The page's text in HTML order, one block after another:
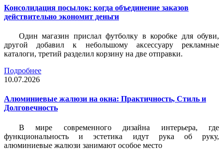
Консолидация посылок: когда объединение заказов
действительно экономит деньги
Один магазин прислал футболку в коробке для обуви,
другой добавил к небольшому аксессуару рекламные
каталоги, третий разделил корзину на две отправки.
Подробнее
10.07.2026
Алюминиевые жалюзи на окна: Практичность, Стиль и
Долговечность
В мире современного дизайна интерьера, где
функциональность и эстетика идут рука об руку,
алюминиевые жалюзи занимают особое место